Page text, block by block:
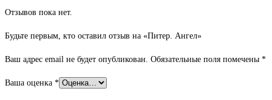
Отзывов пока нет.
Будьте первым, кто оставил отзыв на «Питер. Ангел»
Ваш адрес email не будет опубликован. Обязательные поля помечены *
Ваша оценка *